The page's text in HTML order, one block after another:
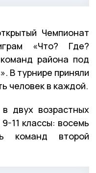
Чемпионат
«Что? Где?
района под
В турнире приняли
человек в каждой.
двух возрастных
11 классы: восемь
команд второй